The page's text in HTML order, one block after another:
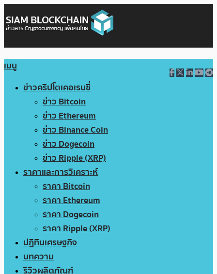
เมนู
ข่าวคริปโตเคอเรนซี่
ข่าว Bitcoin
ข่าว Ethereum
ข่าว Binance Coin
ข่าว Dogecoin
ข่าว Ripple (XRP)
ราคาและการวิเคราะห์
ราคา Bitcoin
ราคา Ethereum
ราคา Dogecoin
ราคา Ripple (XRP)
ปฏิทินเศรษฐกิจ
บทความ
รีวิวผลิตภัณฑ์